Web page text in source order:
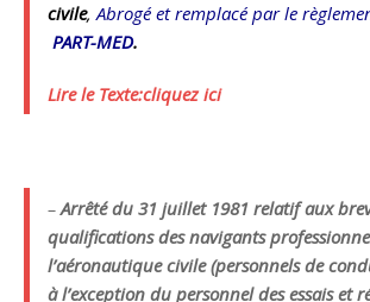
civile, Abrogé et remplacé par le
PART-MED.
Lire le Texte:cliquez ici
–Arrêté du 31 juillet 1981 relatif aux
qualifications des navigants
l’aéronautique civile (personnels de
à l’exception du personnel des essais et